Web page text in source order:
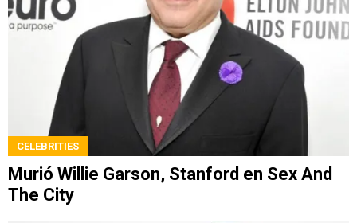
CELEBRITIES
Murió Willie Garson, Stanford en Sex And
The City